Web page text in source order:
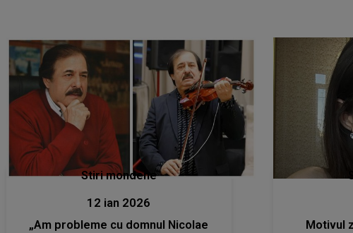
Stiri mondene
12 ian 2026
„Am probleme cu domnul Nicolae
Motivul